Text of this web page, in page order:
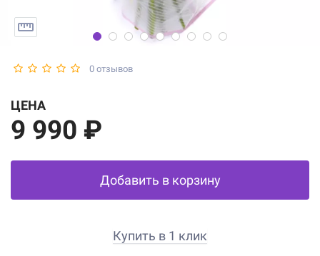
0 отзывов
ЦЕНА
9 990 ₽
Добавить в корзину
Купить в 1 клик